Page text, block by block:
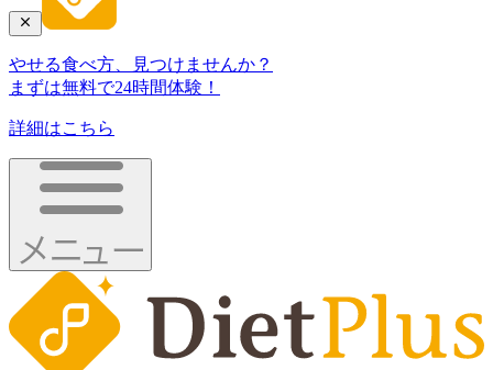
やせる食べ方、見つけませんか？
まずは無料で24時間体験！
詳細はこちら